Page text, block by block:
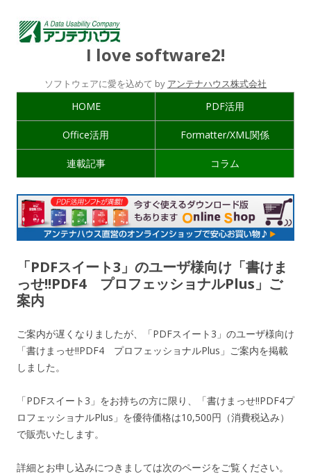
I love software2!
ソフトウェアに愛を込めて by アンテナハウス株式会社
HOME PDF活用
Office活用 Formatter/XML関係
連載記事 コラム
「PDFスイート3」のユーザ様向け「書けま
っせ!!PDF4 プロフェッショナルPlus」ご
案内
ご案内が遅くなりましたが、「PDFスイート3」のユーザ様向け
「書けまっせ!!PDF4 プロフェッショナルPlus」ご案内を掲載
しました。
「PDFスイート3」をお持ちの方に限り、「書けまっせ!!PDF4プ
ロフェッショナルPlus」を優待価格は10,500円（消費税込み）
で販売いたします。
詳細とお申し込みにつきましては次のページをご覧ください。